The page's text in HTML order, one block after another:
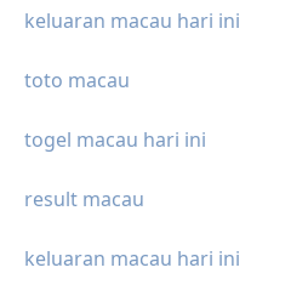
keluaran macau hari ini
toto macau
togel macau hari ini
result macau
keluaran macau hari ini